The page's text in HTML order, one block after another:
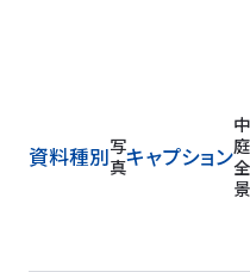
資料種別写
真キャプション
中
庭
全
景